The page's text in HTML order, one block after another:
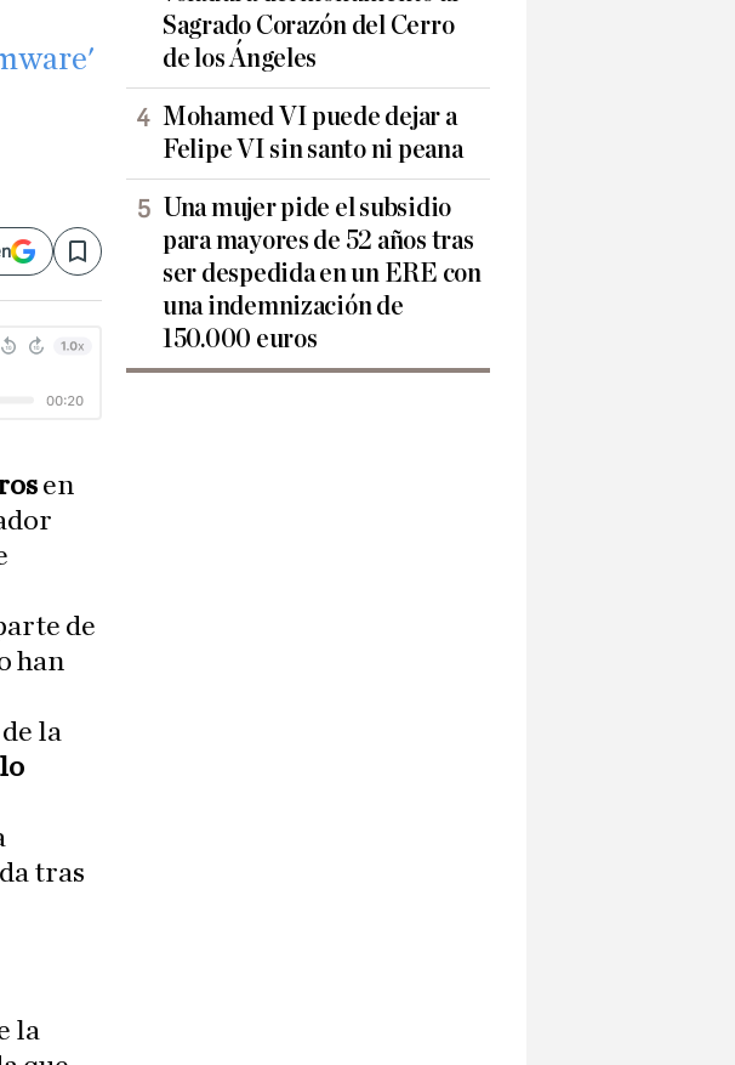
Save
en
de
han
la
tras
la
Sagrado Corazón del Cerro
de los Ángeles
Mohamed VI puede dejar a
Felipe VI sin santo ni peana
Una mujer pide el subsidio
para mayores de 52 años tras
ser despedida en un ERE con
una indemnización de
150.000 euros